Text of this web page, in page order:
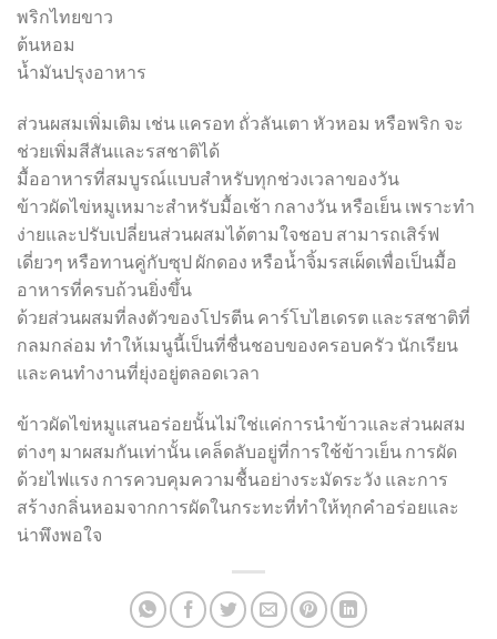
พริกไทยขาว
ต้นหอม
น้ำมันปรุงอาหาร
ส่วนผสมเพิ่มเติม เช่น แครอท ถั่วลันเตา หัวหอม หรือพริก จะ
ช่วยเพิ่มสีสันและรสชาติได้
มื้ออาหารที่สมบูรณ์แบบสำหรับทุกช่วงเวลาของวัน
ข้าวผัดไข่หมูเหมาะสำหรับมื้อเช้า กลางวัน หรือเย็น เพราะทำ
ง่ายและปรับเปลี่ยนส่วนผสมได้ตามใจชอบ สามารถเสิร์ฟ
เดี่ยวๆ หรือทานคู่กับซุป ผักดอง หรือน้ำจิ้มรสเผ็ดเพื่อเป็นมื้อ
อาหารที่ครบถ้วนยิ่งขึ้น
ด้วยส่วนผสมที่ลงตัวของโปรตีน คาร์โบไฮเดรต และรสชาติที่
กลมกล่อม ทำให้เมนูนี้เป็นที่ชื่นชอบของครอบครัว นักเรียน
และคนทำงานที่ยุ่งอยู่ตลอดเวลา
ข้าวผัดไข่หมูแสนอร่อยนั้นไม่ใช่แค่การนำข้าวและส่วนผสม
ต่างๆ มาผสมกันเท่านั้น เคล็ดลับอยู่ที่การใช้ข้าวเย็น การผัด
ด้วยไฟแรง การควบคุมความชื้นอย่างระมัดระวัง และการ
สร้างกลิ่นหอมจากการผัดในกระทะที่ทำให้ทุกคำอร่อยและ
น่าพึงพอใจ